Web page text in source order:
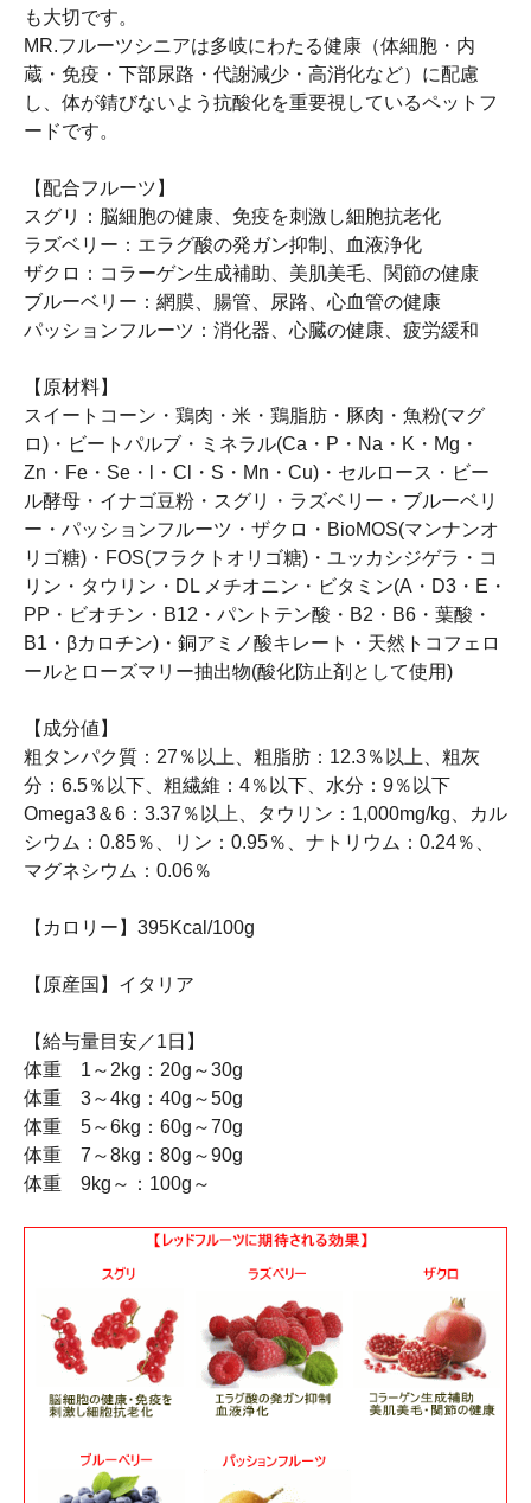
も大切です。
MR.フルーツシニアは多岐にわたる健康（体細胞・内
蔵・免疫・下部尿路・代謝減少・高消化など）に配慮
し、体が錆びないよう抗酸化を重要視しているペットフ
ードです。
【配合フルーツ】
スグリ：脳細胞の健康、免疫を刺激し細胞抗老化
ラズベリー：エラグ酸の発ガン抑制、血液浄化
ザクロ：コラーゲン生成補助、美肌美毛、関節の健康
ブルーベリー：網膜、腸管、尿路、心血管の健康
パッションフルーツ：消化器、心臓の健康、疲労緩和
【原材料】
スイートコーン・鶏肉・米・鶏脂肪・豚肉・魚粉(マグ
ロ)・ビートパルブ・ミネラル(Ca・P・Na・K・Mg・
Zn・Fe・Se・l・Cl・S・Mn・Cu)・セルロース・ビー
ル酵母・イナゴ豆粉・スグリ・ラズベリー・ブルーベリ
ー・パッションフルーツ・ザクロ・BioMOS(マンナンオ
リゴ糖)・FOS(フラクトオリゴ糖)・ユッカシジゲラ・コ
リン・タウリン・DL メチオニン・ビタミン(A・D3・E・
PP・ビオチン・B12・パントテン酸・B2・B6・葉酸・
B1・βカロチン)・銅アミノ酸キレート・天然トコフェロ
ールとローズマリー抽出物(酸化防止剤として使用)
【成分値】
粗タンパク質：27％以上、粗脂肪：12.3％以上、粗灰
分：6.5％以下、粗繊維：4％以下、水分：9％以下
Omega3＆6：3.37％以上、タウリン：1,000mg/kg、カル
シウム：0.85％、リン：0.95％、ナトリウム：0.24％、
マグネシウム：0.06％
【カロリー】395Kcal/100g
【原産国】イタリア
【給与量目安／1日】
体重 1～2kg：20g～30g
体重 3～4kg：40g～50g
体重 5～6kg：60g～70g
体重 7～8kg：80g～90g
体重 9kg～：100g～